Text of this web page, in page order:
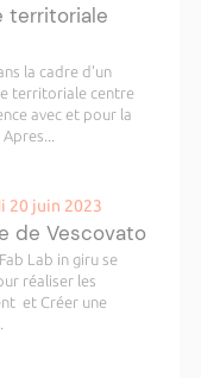
territoriale
la cadre d'un
territoriale centre
avec et pour la
20 juin 2023
de Vescovato
Lab in giru se
réaliser les
et Créer une